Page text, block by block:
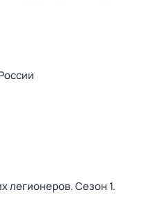
легионеров. Сезон 1.